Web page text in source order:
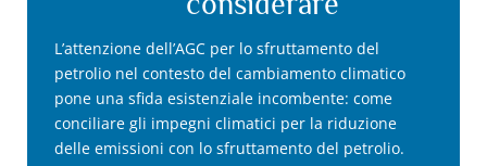
scelte in qualsiasi momento cliccando su “Gestisci
i miei cookie” in fondo alle pagine di questo sito.
Per ulteriori informazioni è possibile consultare la
nostra informativa sulla privacy.
L’attenzione dell’AGC per lo sfruttamento del
petrolio nel contesto del cambiamento climatico
pone una sfida esistenziale incombente: come
conciliare gli impegni climatici per la riduzione
delle emissioni con lo sfruttamento del petrolio.